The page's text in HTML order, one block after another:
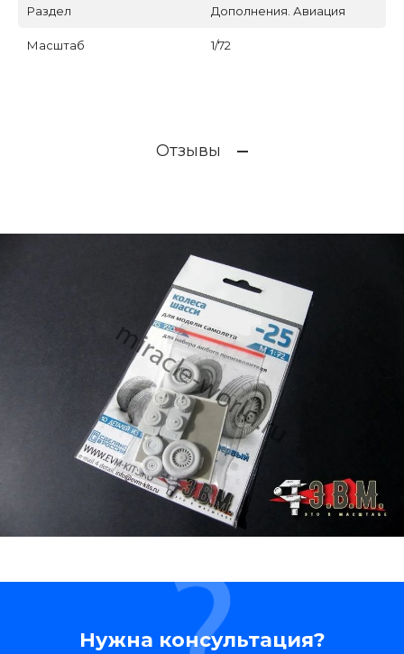
Раздел Дополнения. Авиация
Масштаб 1/72
Отзывы
Нужна консультация?